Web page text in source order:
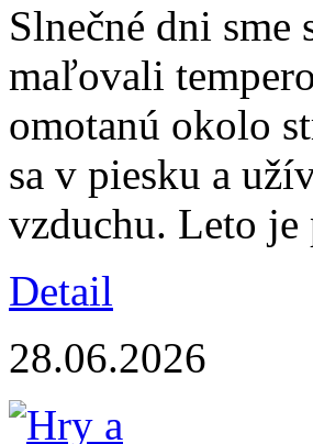
Slnečné dni
maľovali
omotanú okolo
sa v piesku a
vzduchu. Leto
Detail
28.06.2026